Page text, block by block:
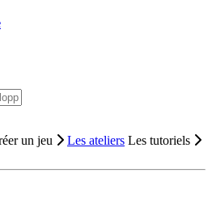
un jeu Les ateliers Les tutoriels